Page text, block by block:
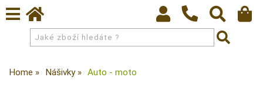
Home Nášivky Auto - moto